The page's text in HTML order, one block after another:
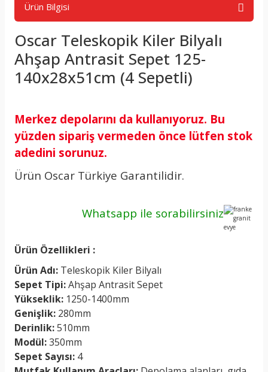
Ürün Bilgisi
Oscar Teleskopik Kiler Bilyalı
Ahşap Antrasit Sepet 125-
140x28x51cm (4 Sepetli)
Merkez depolarını da kullanıyoruz. Bu
yüzden sipariş vermeden önce lütfen stok
adedini sorunuz.
Ürün Oscar Türkiye Garantilidir.
Whatsapp ile sorabilirsiniz
Ürün Özellikleri :
Ürün Adı: Teleskopik Kiler Bilyalı
Sepet Tipi:Ahşap Antrasit Sepet
Yükseklik: 1250-1400mm
Genişlik: 280mm
Derinlik:510mm
Modül:350mm
Sepet Sayısı: 4